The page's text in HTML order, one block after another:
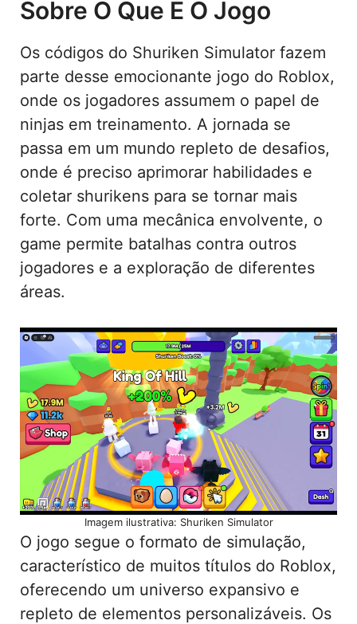
Sobre O Que É O Jogo
Os códigos do Shuriken Simulator fazem
parte desse emocionante jogo do Roblox,
onde os jogadores assumem o papel de
ninjas em treinamento. A jornada se
passa em um mundo repleto de desafios,
onde é preciso aprimorar habilidades e
coletar shurikens para se tornar mais
forte. Com uma mecânica envolvente, o
game permite batalhas contra outros
jogadores e a exploração de diferentes
áreas.
Imagem ilustrativa: Shuriken Simulator
O jogo segue o formato de simulação,
característico de muitos títulos do Roblox,
oferecendo um universo expansivo e
repleto de elementos personalizáveis. Os